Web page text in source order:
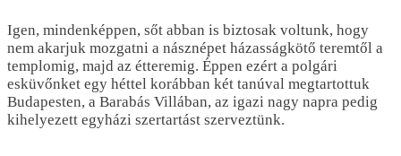
Igen, mindenképpen, sőt abban is biztosak voltunk, hogy
nem akarjuk mozgatni a násznépet házasságkötő teremtől a
templomig, majd az étteremig. Éppen ezért a polgári
esküvőnket egy héttel korábban két tanúval megtartottuk
Budapesten, a Barabás Villában, az igazi nagy napra pedig
kihelyezett egyházi szertartást szerveztünk.